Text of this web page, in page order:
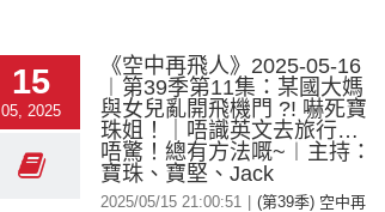
15
05, 2025
《空中再飛人》2025-05-16
︱第39季第11集：某國大媽
與女兒亂開飛機門 ?! 嚇死寶
珠姐！｜唔識英文去旅行…
唔驚！總有方法嘅~︱主持：
寶珠、寶堅、Jack
2025/05/15 21:00:51
(第39季) 空中再